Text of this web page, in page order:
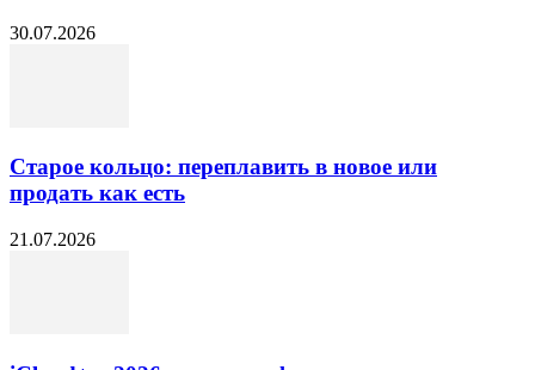
30.07.2026
Старое кольцо: переплавить в новое или
продать как есть
21.07.2026